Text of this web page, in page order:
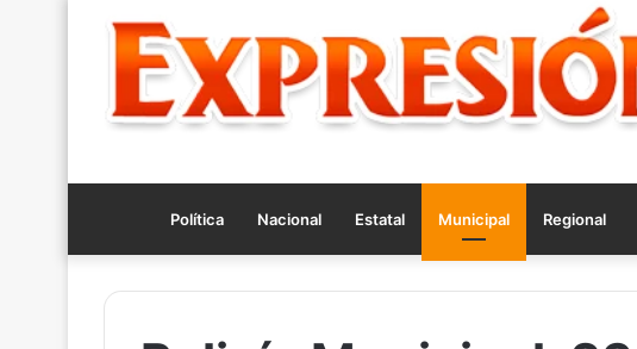
Política Nacional Estatal Municipal Regional